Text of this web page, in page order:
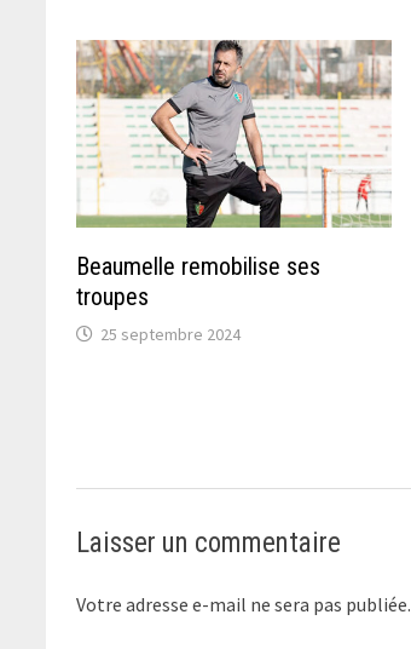
Beaumelle remobilise ses
troupes
25 septembre 2024
Laisser un commentaire
Votre adresse e-mail ne sera pas publiée.